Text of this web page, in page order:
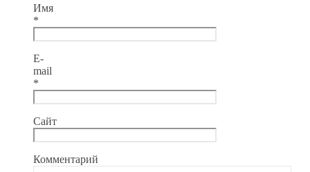
Имя
*
E-
mail
*
Сайт
Комментарий